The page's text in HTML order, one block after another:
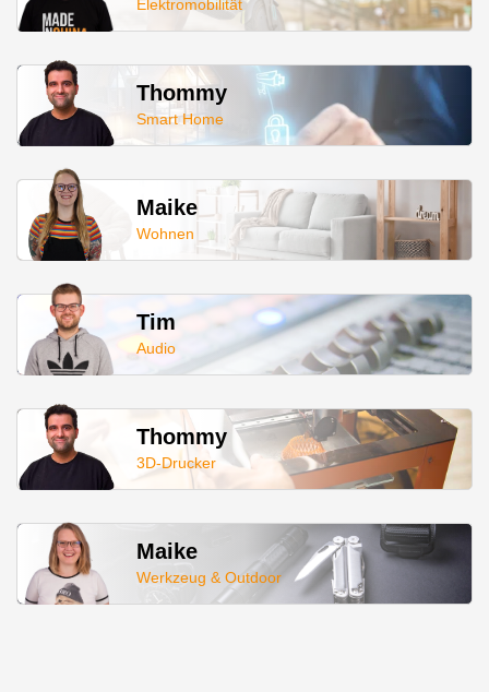
Elektromobilität
Thommy
Smart Home
Maike
Wohnen
Tim
Audio
Thommy
3D-Drucker
Maike
Werkzeug & Outdoor